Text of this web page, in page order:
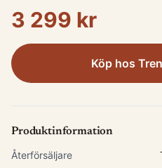
3 299 kr
Köp hos
Produktinformation
Återförsäljare